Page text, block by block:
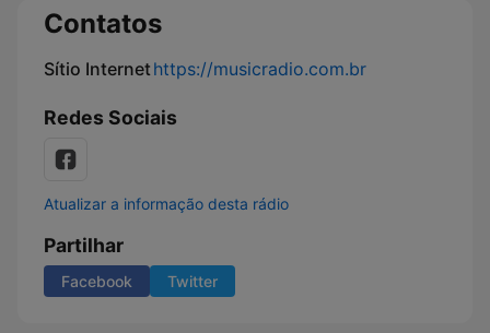
Contatos
Sítio Internethttps://musicradio.com.br
Redes Sociais
Atualizar a informação desta rádio
Partilhar
Facebook Twitter